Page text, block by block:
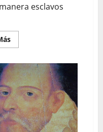
esclavos
Leer
más
NOS
ESTAMOS
EQUIVOCANDO